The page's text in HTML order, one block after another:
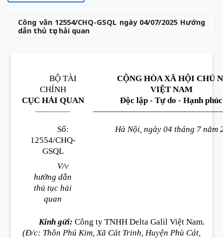
Công văn 12554/CHQ-GSQL ngày 04/07/2025 Hướng
dẫn thủ tục hải quan
BỘ TÀI
CHÍNH
CỤC HẢI QUAN
CỘNG HÒA XÃ HỘI CHỦ
VIỆT NAM
Độc lập - Tự do - Hạnh phúc
Số:
12554/CHQ-
GSQL
V/v
hướng dẫn
thủ tục hải
quan
Hà Nội, ngày 04 tháng 7 năm
Kính gửi: Công ty TNHH Delta Galil Việt Nam.
(Đ/c: Thôn Phú Kim, Xã Cát Trinh, Huyện Phù Cát,